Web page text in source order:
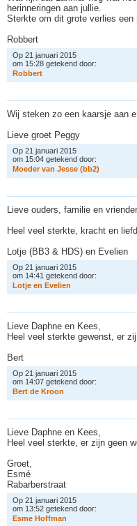
herinneringen aan jullie.
Sterkte om dit grote verlies een
Robbert
Op 21 januari 2015
om 15:28 getekend door:
Robbert
Wij steken zo een kaarsje aan
Lieve groet Peggy
Op 21 januari 2015
om 15:04 getekend door:
Moeder van Jesse (bb2)
Lieve ouders, familie en
Heel veel sterkte, kracht en
Lotje (BB3 & HDS) en Evelien
Op 21 januari 2015
om 14:41 getekend door:
Lotje en Evelien
Lieve Daphne en Kees,
Heel veel sterkte gewenst, er
Bert
Op 21 januari 2015
om 14:07 getekend door:
Bert de Kroon
Lieve Daphne en Kees,
Heel veel sterkte, er zijn geen
Groet,
Esmé
Rabarberstraat
Op 21 januari 2015
om 13:52 getekend door:
Esme Hoffman